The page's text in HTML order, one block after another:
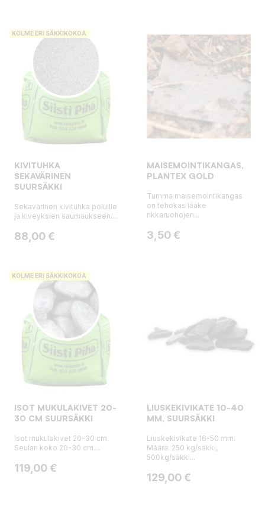
KOLME ERI SÄKKIKOKOA
KIVITUHKA
SEKAVÄRINEN
SUURSÄKKI
Sekavärinen kivituhka poluille
ja kiveyksien saumaukseen....
Hinta
88,00 €
MAISEMOINTIKANGAS,
PLANTEX GOLD
Tumma maisemointikangas
on tehokas lääke
rikkaruohojen...
Hinta
3,50 €
KOLME ERI SÄKKIKOKOA
ISOT MUKULAKIVET 20-
30 CM SUURSÄKKI
Isot mukulakivet 20-30 cm.
Seulan koko 20-30 cm....
Hinta
119,00 €
LIUSKEKIVIKATE 10-40
MM, SUURSÄKKI
Liuskekivikate 16-50 mm.
Määrä: 250 kg/säkki,
500kg/säkki...
Hinta
129,00 €